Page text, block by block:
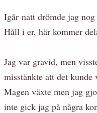
Igår natt drömde jag
Håll i er, här kommer
Jag var gravid, men
misstänkte att det kunde
Magen växte men jag
inte gick jag på några